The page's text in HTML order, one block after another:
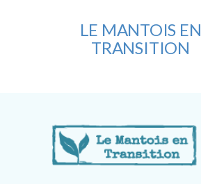
LE MANTOIS EN
TRANSITION